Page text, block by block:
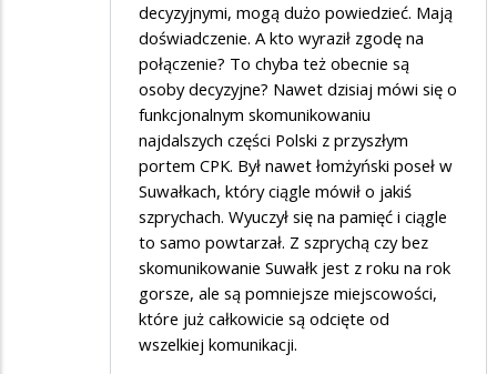
decyzyjnymi, mogą dużo powiedzieć. Mają
doświadczenie. A kto wyraził zgodę na
połączenie? To chyba też obecnie są
osoby decyzyjne? Nawet dzisiaj mówi się o
funkcjonalnym skomunikowaniu
najdalszych części Polski z przyszłym
portem CPK. Był nawet łomżyński poseł w
Suwałkach, który ciągle mówił o jakiś
szprychach. Wyuczył się na pamięć i ciągle
to samo powtarzał. Z szprychą czy bez
skomunikowanie Suwałk jest z roku na rok
gorsze, ale są pomniejsze miejscowości,
które już całkowicie są odcięte od
wszelkiej komunikacji.